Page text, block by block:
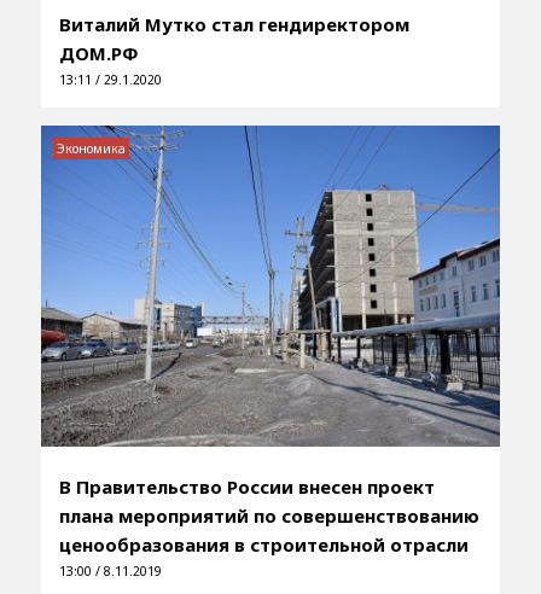
Виталий Мутко стал гендиректором
ДОМ.РФ
13:11 / 29.1.2020
В Правительство России внесен проект
плана мероприятий по совершенствованию
ценообразования в строительной отрасли
13:00 / 8.11.2019
Экономика